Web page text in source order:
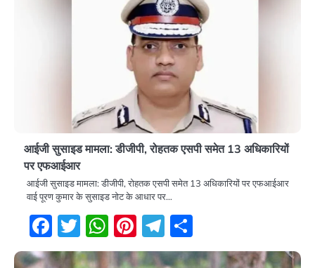
आईजी सुसाइड मामला: डीजीपी, रोहतक एसपी समेत 13 अधिकारियों
पर एफआईआर
आईजी सुसाइड मामला: डीजीपी, रोहतक एसपी समेत 13 अधिकारियों पर एफआईआर
वाई पूरण कुमार के सुसाइड नोट के आधार पर…
Facebook
Twitter
WhatsApp
Pinterest
Telegram